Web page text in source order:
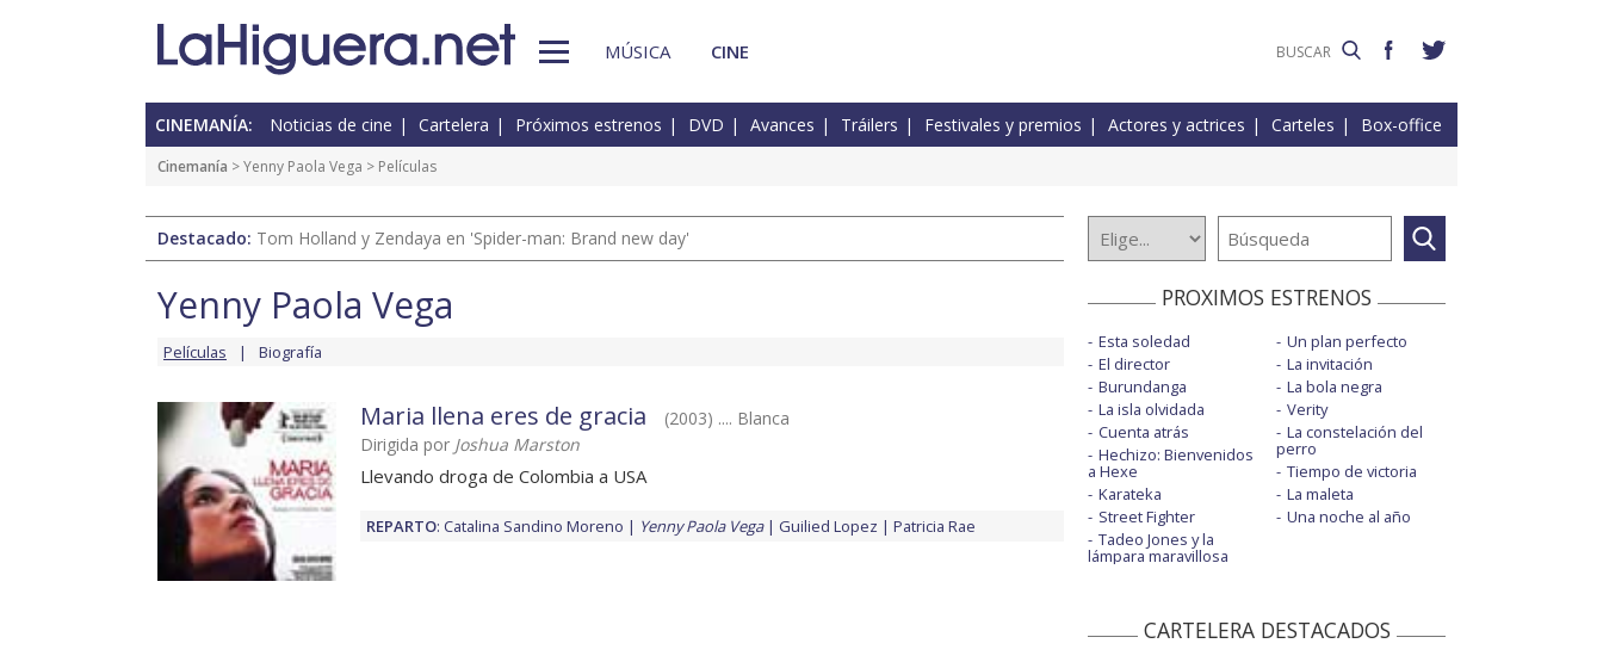
MÚSICA CINE
CINEMANÍA: Noticias de cine Cartelera Próximos estrenos DVD Avances Tráilers Festivales y premios Actores y actrices Carteles Box-office
Cinemanía >Yenny Paola Vega > Películas
Destacado: Tom Holland y Zendaya en 'Spider-man: Brand new day'
Yenny Paola Vega
Películas Biografía
Maria llena eres de gracia
(2003) .... Blanca
Dirigida por Joshua Marston
Llevando droga de Colombia a USA
REPARTO: Catalina Sandino Moreno Yenny Paola Vega Guilied Lopez Patricia Rae
PROXIMOS ESTRENOS
Esta soledad
El director
Burundanga
La isla olvidada
Cuenta atrás
Hechizo: Bienvenidos
a Hexe
Karateka
Street Fighter
Tadeo Jones y la
lámpara maravillosa
Un plan perfecto
La invitación
La bola negra
Verity
La constelación del
perro
Tiempo de victoria
La maleta
Una noche al año
CARTELERA DESTACADOS